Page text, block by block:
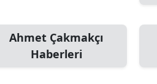
Ahmet Çakmakçı
Haberleri